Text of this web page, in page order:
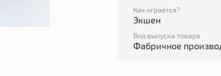
Как играется?
Экшен
Вид выпуска товара
Фабричное